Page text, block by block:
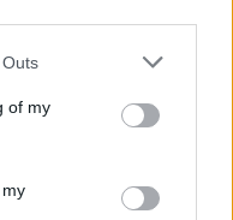
of my
την πόλη
αποσυρθεί από